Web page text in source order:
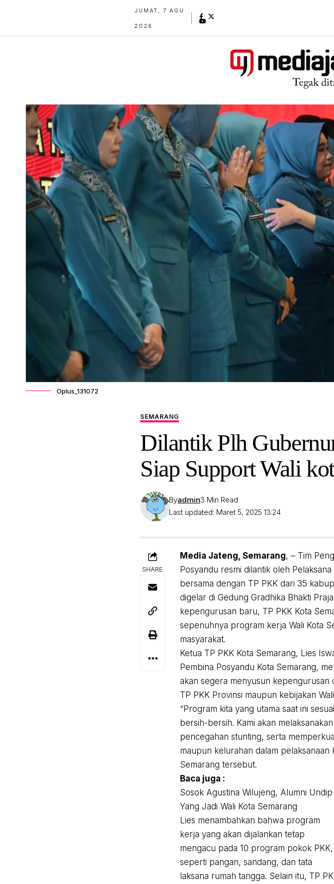
JUMAT, 7 AGU
2026
Oplus_131072
SEMARANG
Dilantik Plh
Siap Support Wali
Last updated: Maret 5, 2025 13:24
Byadmin3 Min Read
SHARE
Media Jateng, Semarang, – Tim
Posyandu resmi dilantik oleh
bersama dengan TP PKK dari 35
digelar di Gedung Gradhika Bhakti
kepengurusan baru, TP PKK Kota
sepenuhnya program kerja Wali Kota
masyarakat.
Ketua TP PKK Kota Semarang, Lies
Pembina Posyandu Kota Semarang,
akan segera menyusun
TP PKK Provinsi maupun kebijakan
“Program kita yang utama saat ini
bersih-bersih. Kami akan
pencegahan stunting, serta
maupun kelurahan dalam pelaksanaan
Semarang tersebut.
Baca juga :
Sosok Agustina Wilujeng, Alumni Undip
Yang Jadi Wali Kota Semarang
Lies menambahkan bahwa program
kerja yang akan dijalankan tetap
mengacu pada 10 program pokok PKK,
seperti pangan, sandang, dan tata
laksana rumah tangga. Selain itu, TP